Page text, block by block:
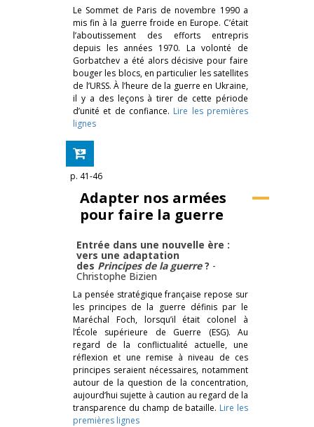
Le Sommet de Paris de novembre 1990 a
mis fin à la guerre froide en Europe. C’était
l’aboutissement des efforts entrepris
depuis les années 1970. La volonté de
Gorbatchev a été alors décisive pour faire
bouger les blocs, en particulier les satellites
de l’URSS. À l’heure de la guerre en Ukraine,
il y a des leçons à tirer de cette période
d’unité et de confiance. Lire les premières
lignes
p. 41-46
Adapter nos armées
pour faire la guerre
Entrée dans une nouvelle ère :
vers une adaptation
des Principes de la guerre? -
Christophe Bizien
La pensée stratégique française repose sur
les principes de la guerre définis par le
Maréchal Foch, lorsqu’il était colonel à
l’École supérieure de Guerre (ESG). Au
regard de la conflictualité actuelle, une
réflexion et une remise à niveau de ces
principes seraient nécessaires, notamment
autour de la question de la concentration,
aujourd’hui sujette à caution au regard de la
transparence du champ de bataille. Lire les
premières lignes